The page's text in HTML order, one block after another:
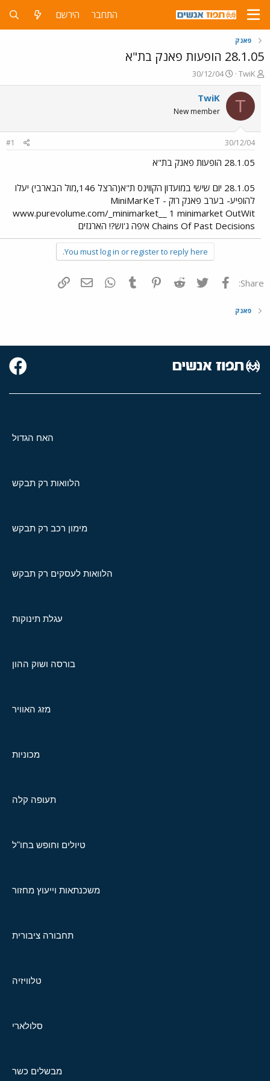
התחבר הירשם
פאנק
28.1.05 הופעות פאנק בת"א
פ
ו
ת
ח
ה
ש
א
TwiK
פ
ו
ר
30/12/04
T
TwiK
New member
30/12/04
#1
28.1.05 הופעות פאנק בת"א
28.1.05 יום שישי במועדון הקווינס ת"א(הרצל 146,מול הבארבי) יעלו
להופיע- בערב פאנק רוק MiniMarKeT -
www.purevolume.com/_minimarket__ 1 minimarket OutWit
Chains Of Past Decisions איפה ג'וש?! הארגזים
You must log in or register to reply here.
Share: פייסבוק Twitter
Reddit
Pinterest
Tumblr
WhatsAppדואר אלקטרוני
פאנק
האח הגדול
הלוואות רק תבקש
מימון רכב רק תבקש
הלוואות לעסקים רק תבקש
עגלת תינוקות
בורסה ושוק ההון
מזג האוויר
מכוניות
תעופה קלה
טיולים וחופש בחו"ל
משכנתאות וייעוץ מחזור
תחבורה ציבורית
טלוויזיה
סלולארי
מבשלים כשר